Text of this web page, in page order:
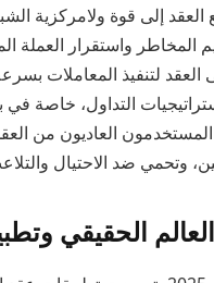
العقد إلى قوة ولامركزية
المخاطر واستقرار العملة
العقد لتنفيذ المعاملات
التداول، خاصة في
المستخدمون العاديون من
وتحمي ضد الاحتيال
الحقيقي